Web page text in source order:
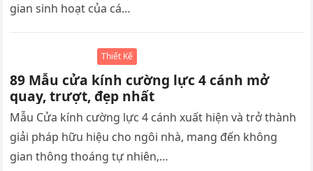
gian sinh hoạt của cá…
Thiết Kế
89 Mẫu cửa kính cường lực 4 cánh mở
quay, trượt, đẹp nhất
Mẫu Cửa kính cường lực 4 cánh xuất hiện và trở thành
giải pháp hữu hiệu cho ngôi nhà, mang đến không
gian thông thoáng tự nhiên,…